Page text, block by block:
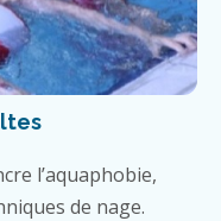
l’aquaphobie,
de nage.